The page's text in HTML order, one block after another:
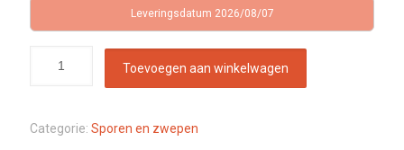
Leveringsdatum 2026/08/07
Toevoegen aan winkelwagen
Categorie: Sporen en zwepen